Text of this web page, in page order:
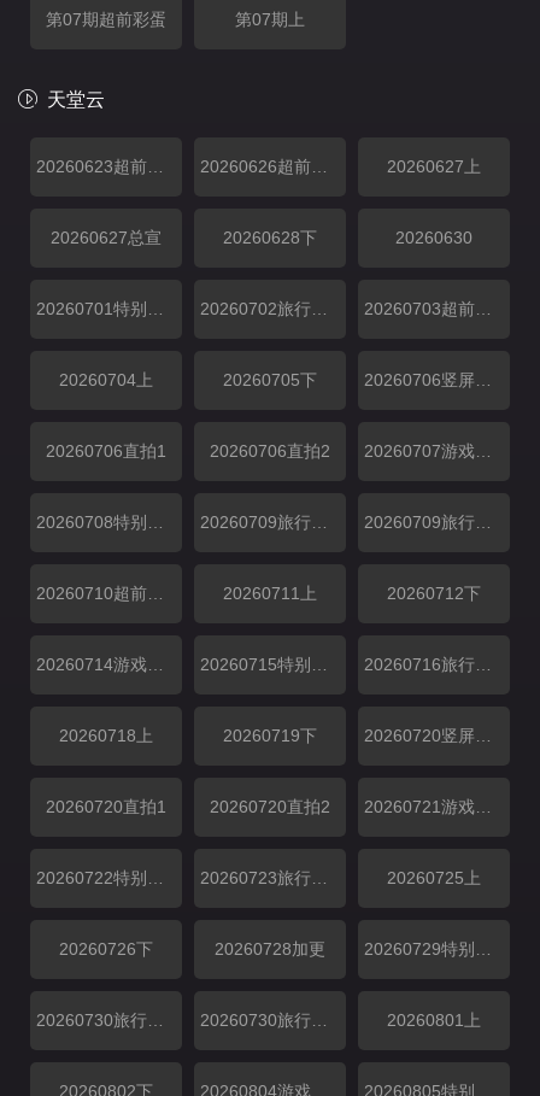
第07期超前彩蛋 第07期上
天堂云
20260626超前彩蛋 20260627上
20260627总宣 20260628下 20260630
20260702旅行日记 20260703超前彩蛋
20260704上 20260705下
20260706直拍1 ​20260706直拍2 20260707游戏加更
20260709旅行日记上 20260709旅行日记下
20260711上 20260712下
20260716旅行日记
20260718上 20260719下
​20260720直拍1 ​20260720直拍2 20260721游戏加更
20260723旅行日记 20260725上
20260726下 20260728加更
20260730旅行日记下 20260801上
20260802下 20260804游戏加更